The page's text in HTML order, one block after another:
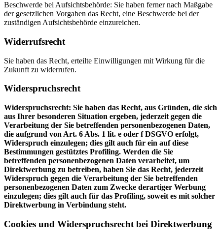
Beschwerde bei Aufsichtsbehörde: Sie haben ferner nach Maßgabe
der gesetzlichen Vorgaben das Recht, eine Beschwerde bei der
zuständigen Aufsichtsbehörde einzureichen.
Widerrufsrecht
Sie haben das Recht, erteilte Einwilligungen mit Wirkung für die
Zukunft zu widerrufen.
Widerspruchsrecht
Widerspruchsrecht: Sie haben das Recht, aus Gründen, die sich
aus Ihrer besonderen Situation ergeben, jederzeit gegen die
Verarbeitung der Sie betreffenden personenbezogenen Daten,
die aufgrund von Art. 6 Abs. 1 lit. e oder f DSGVO erfolgt,
Widerspruch einzulegen; dies gilt auch für ein auf diese
Bestimmungen gestütztes Profiling. Werden die Sie
betreffenden personenbezogenen Daten verarbeitet, um
Direktwerbung zu betreiben, haben Sie das Recht, jederzeit
Widerspruch gegen die Verarbeitung der Sie betreffenden
personenbezogenen Daten zum Zwecke derartiger Werbung
einzulegen; dies gilt auch für das Profiling, soweit es mit solcher
Direktwerbung in Verbindung steht.
Cookies und Widerspruchsrecht bei Direktwerbung